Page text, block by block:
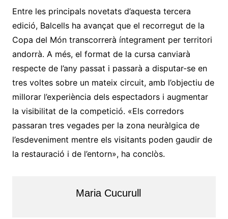
Entre les principals novetats d’aquesta tercera
edició, Balcells ha avançat que el recorregut de la
Copa del Món transcorrerà íntegrament per territori
andorrà. A més, el format de la cursa canviarà
respecte de l’any passat i passarà a disputar-se en
tres voltes sobre un mateix circuit, amb l’objectiu de
millorar l’experiència dels espectadors i augmentar
la visibilitat de la competició. «Els corredors
passaran tres vegades per la zona neuràlgica de
l’esdeveniment mentre els visitants poden gaudir de
la restauració i de l’entorn», ha conclòs.
Maria Cucurull